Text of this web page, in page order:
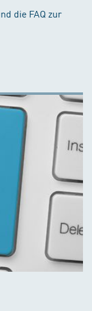
die FAQ zur